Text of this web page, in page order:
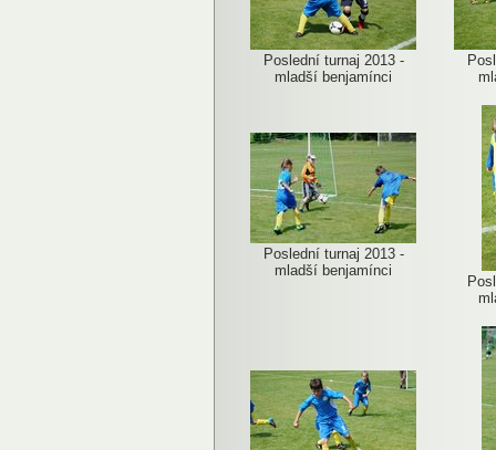
Poslední turnaj 2013 -
mladší benjamínci
Poslední turnaj 2013 -
mladší benjamínci